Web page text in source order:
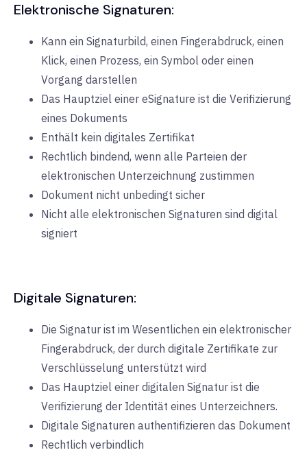
Elektronische Signaturen:
Kann ein Signaturbild, einen Fingerabdruck, einen
Klick, einen Prozess, ein Symbol oder einen
Vorgang darstellen
Das Hauptziel einer eSignature ist die Verifizierung
eines Dokuments
Enthält kein digitales Zertifikat
Rechtlich bindend, wenn alle Parteien der
elektronischen Unterzeichnung zustimmen
Dokument nicht unbedingt sicher
Nicht alle elektronischen Signaturen sind digital
signiert
Digitale Signaturen:
Die Signatur ist im Wesentlichen ein elektronischer
Fingerabdruck, der durch digitale Zertifikate zur
Verschlüsselung unterstützt wird
Das Hauptziel einer digitalen Signatur ist die
Verifizierung der Identität eines Unterzeichners.
Digitale Signaturen authentifizieren das Dokument
Rechtlich verbindlich